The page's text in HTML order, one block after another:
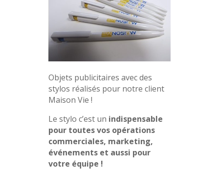
Objets publicitaires avec des
stylos réalisés pour notre client
Maison Vie !
Le stylo c’est un indispensable
pour toutes vos opérations
commerciales, marketing,
événements et aussi pour
votre équipe !